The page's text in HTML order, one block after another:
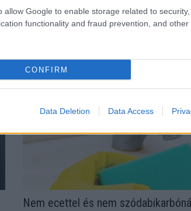
allow Google to enable storage related to
functionality and fraud prevention, and other
CONFIRM
Data Deletion Data Access
fontos dologra
Nem ecettel és nem